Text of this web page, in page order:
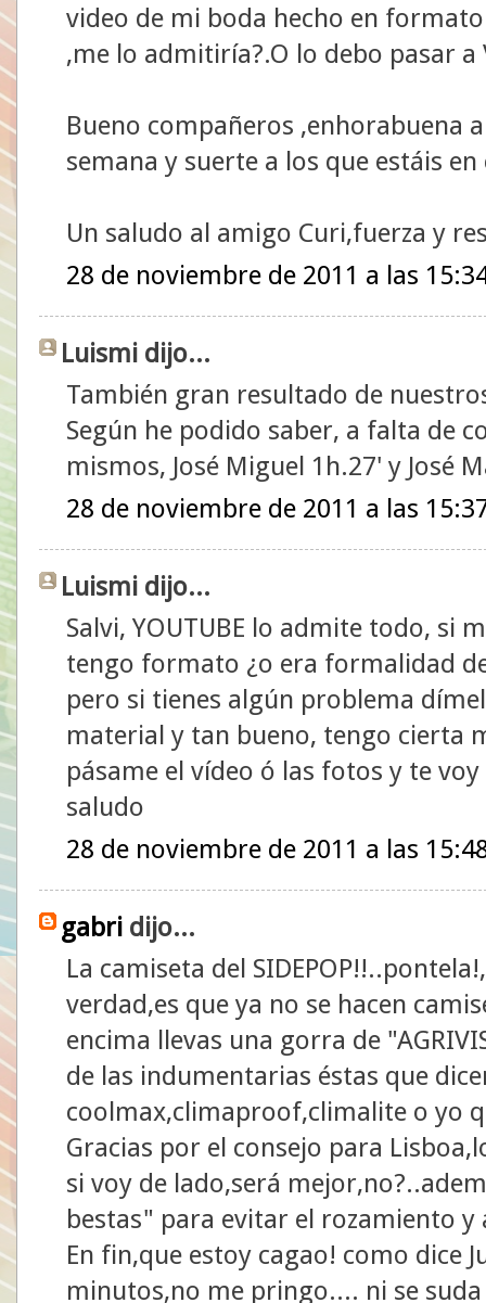
video de mi boda hecho en
,me lo admitiría?.O lo debo pasar a
Bueno compañeros ,enhorabuena
semana y suerte a los que estáis
Un saludo al amigo Curi,fuerza y
28 de noviembre de 2011 a las
Luismi dijo...
También gran resultado de
Según he podido saber, a falta de
mismos, José Miguel 1h.27' y José
28 de noviembre de 2011 a las
Luismi dijo...
Salvi, YOUTUBE lo admite todo, si
tengo formato ¿o era formalidad
pero si tienes algún problema
material y tan bueno, tengo cierta
pásame el vídeo ó las fotos y te
saludo
28 de noviembre de 2011 a las
gabri dijo...
La camiseta del
verdad,es que ya no se hacen
encima llevas una gorra de
de las indumentarias éstas que
coolmax,climaproof,climalite o yo
Gracias por el consejo para
si voy de lado,será
bestas" para evitar el rozamiento y
En fin,que estoy cagao! como dice
minutos,no me pringo.... ni se suda